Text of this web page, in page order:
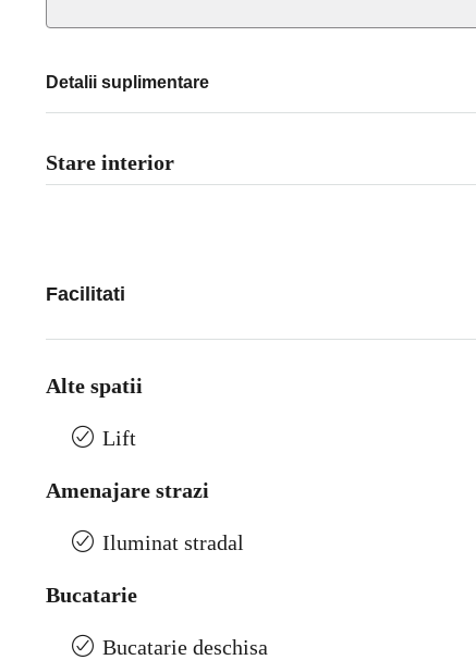
Detalii suplimentare
Stare interior
Facilitati
Alte spatii
Lift
Amenajare strazi
Iluminat stradal
Bucatarie
Bucatarie deschisa